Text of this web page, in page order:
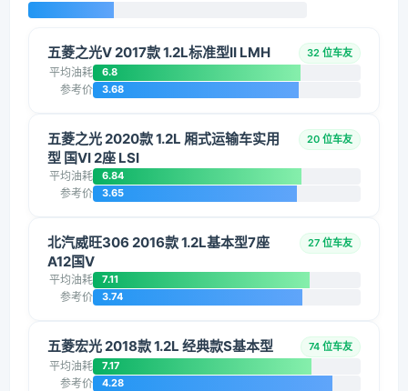
五菱之光V 2017款 1.2L标准型II LMH 32 位车友
平均油耗 6.8
参考价 3.68
五菱之光 2020款 1.2L 厢式运输车实用
型 国VI 2座 LSI
20 位车友
平均油耗 6.84
参考价 3.65
北汽威旺306 2016款 1.2L基本型7座
A12国V
27 位车友
平均油耗 7.11
参考价 3.74
五菱宏光 2018款 1.2L 经典款S基本型 74 位车友
平均油耗 7.17
参考价 4.28